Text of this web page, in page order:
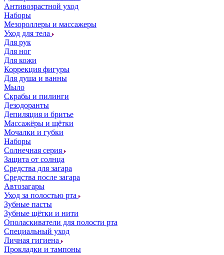
Антивозрастной уход
Наборы
Мезороллеры и массажеры
Уход для тела
Для рук
Для ног
Для кожи
Коррекция фигуры
Для душа и ванны
Мыло
Скрабы и пилинги
Дезодоранты
Депиляция и бритье
Массажёры и щётки
Мочалки и губки
Наборы
Солнечная серия
Защита от солнца
Средства для загара
Средства после загара
Автозагары
Уход за полостью рта
Зубные пасты
Зубные щётки и нити
Ополаскиватели для полости рта
Специальный уход
Личная гигиена
Прокладки и тампоны